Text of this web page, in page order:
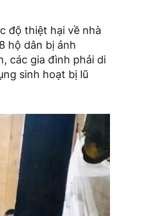
độ thiệt hại về nhà
hộ dân bị ảnh
các gia đình phải di
sinh hoạt bị lũ